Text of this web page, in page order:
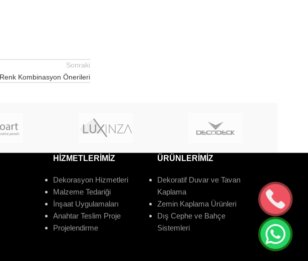
Sonraki
Renk Kombinasyon Önerileri
HİZMETLERİMİZ
Dekorasyon Hizmetleri
Malzeme Tedariği
İnşaat Uygulamaları
Anahtar Teslim Proje
Projelendirme
ÜRÜNLERİMİZ
Dekoratif Duvar ve Tavan
Kaplama
Zemin Kaplama Ürünleri
Dış Cephe ve Bahçe
Sistemleri